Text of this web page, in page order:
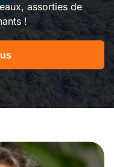
assorties de
!